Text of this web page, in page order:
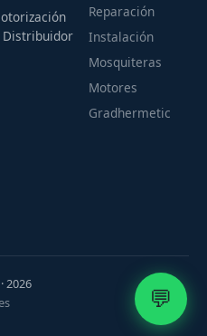
Distribuidor
Reparación
Instalación
Mosquiteras
Motores
Gradhermetic
2026
💬